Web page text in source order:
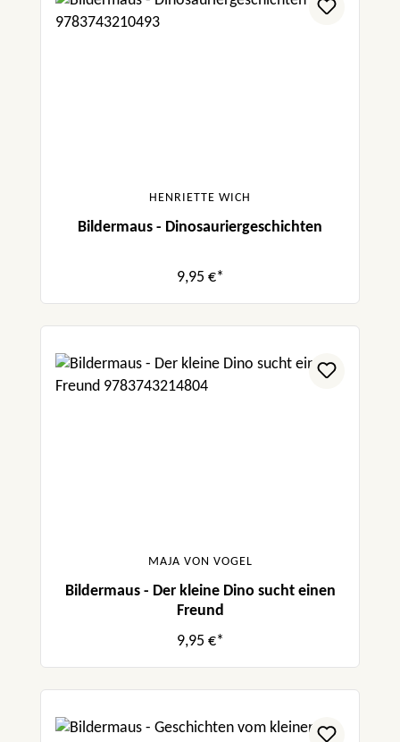
HENRIETTE WICH
Bildermaus - Dinosauriergeschichten
9,95 €*
MAJA VON VOGEL
Bildermaus - Der kleine Dino sucht einen
Freund
9,95 €*